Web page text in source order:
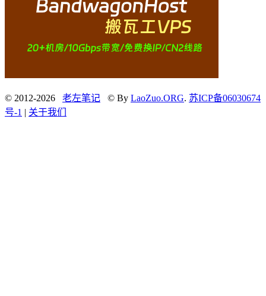
© 2012-2026 老左笔记 © By LaoZuo.ORG. 苏ICP备06030674
号-1 | 关于我们